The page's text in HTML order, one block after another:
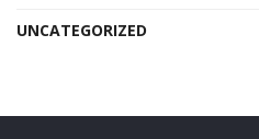
UNCATEGORIZED